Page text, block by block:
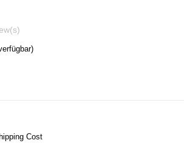
Cost